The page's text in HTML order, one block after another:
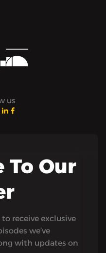
us
To Our
receive exclusive
we’ve
with updates on